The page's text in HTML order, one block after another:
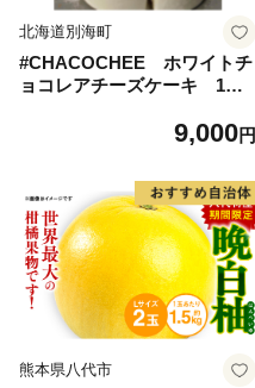
北海道別海町
#CHACOCHEE ホワイトチ
ョコレアチーズケーキ 1ホ
海町,チーズ,ちーず,チーズケ
9,000円
熊本県八代市